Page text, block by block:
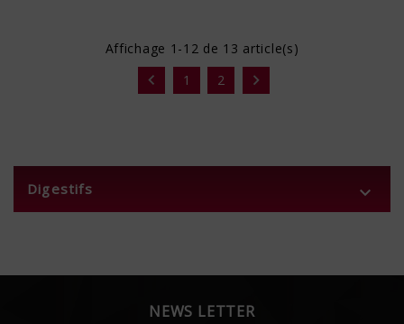
Affichage 1-12 de 13 article(s)
 1 2 
Digestifs 
NEWS LETTER